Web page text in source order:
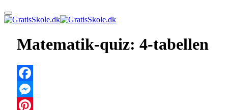
Matematik-quiz: 4-tabellen
Facebook
Messenger